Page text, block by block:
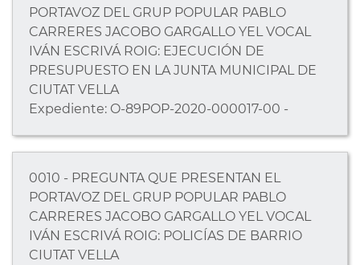
PORTAVOZ DEL GRUP POPULAR PABLO
CARRERES JACOBO GARGALLO YEL VOCAL
IVÁN ESCRIVÁ ROIG: EJECUCIÓN DE
PRESUPUESTO EN LA JUNTA MUNICIPAL DE
CIUTAT VELLA
Expediente: O-89POP-2020-000017-00 -
0010 - PREGUNTA QUE PRESENTAN EL
PORTAVOZ DEL GRUP POPULAR PABLO
CARRERES JACOBO GARGALLO YEL VOCAL
IVÁN ESCRIVÁ ROIG: POLICÍAS DE BARRIO
CIUTAT VELLA